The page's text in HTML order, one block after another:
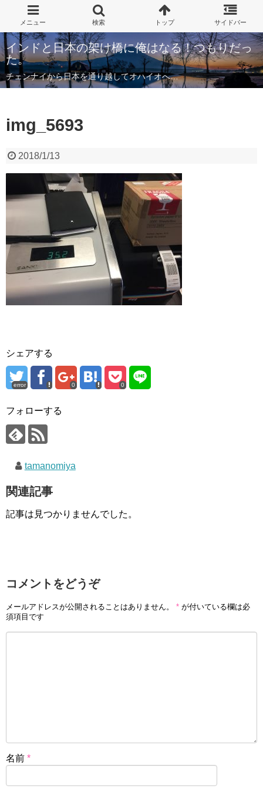
インドと日本の架け橋に俺はなる！つもりだっ
た。
チェンナイから日本を通り越してオハイオへ…
img_5693
2018/1/13
シェアする
error 0 0
フォローする
tamanomiya
関連記事
記事は見つかりませんでした。
コメントをどうぞ
メールアドレスが公開されることはありません。 * が付いている欄は必
須項目です
名前 *